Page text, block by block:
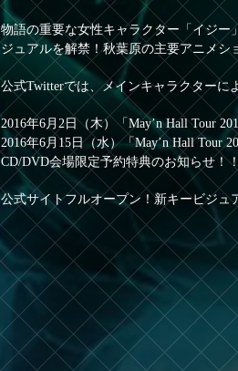
物語の重要な女性キャラクター「イジ
ジュアルを解禁！秋葉原の主要アニメシ
公式Twitterでは、メインキャラクターに
2016年6月2日（木）「May’n Hall Tour
2016年6月15日（水）「May’n Hall Tour
CD/DVD会場限定予約特典のお知らせ！！
公式サイトフルオープン！新キービジ